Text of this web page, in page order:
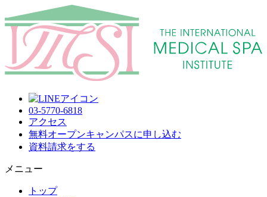
03-5770-6818
アクセス
無料オープンキャンパスに申し込む
資料請求をする
メニュー
トップ